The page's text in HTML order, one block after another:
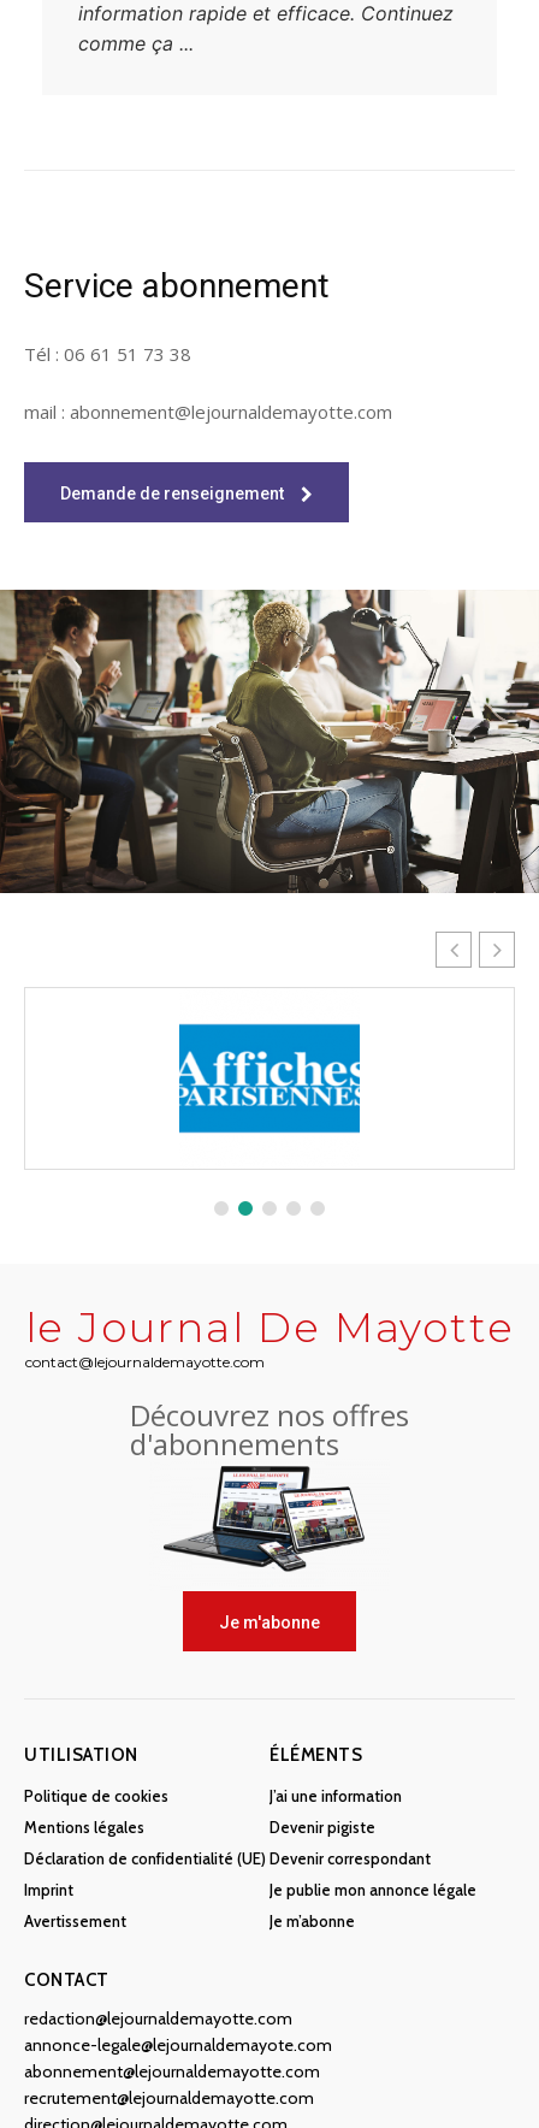
information rapide et efficace. Continuez
comme ça ...
Service abonnement
Tél : 06 61 51 73 38
mail : abonnement@lejournaldemayotte.com
Demande de renseignement
le Journal De Mayotte
contact@lejournaldemayotte.com
Découvrez nos offres
d'abonnements
Je m'abonne
UTILISATION
Politique de cookies
Mentions légales
Déclaration de confidentialité (UE)
Imprint
Avertissement
ÉLÉMENTS
J’ai une information
Devenir pigiste
Devenir correspondant
Je publie mon annonce légale
Je m’abonne
CONTACT
redaction@lejournaldemayotte.com
annonce-legale@lejournaldemayote.com
abonnement@lejournaldemayotte.com
recrutement@lejournaldemayotte.com